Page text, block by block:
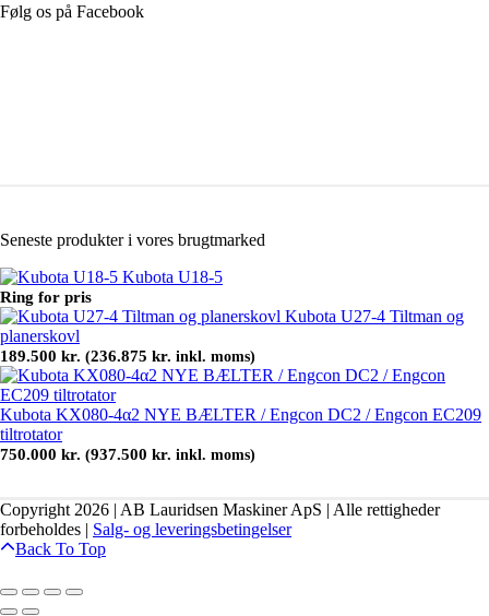
Følg os på Facebook
Seneste produkter i vores brugtmarked
Kubota U18-5
Ring for pris
Kubota U27-4 Tiltman og
planerskovl
189.500 kr. (236.875 kr. inkl. moms)
Kubota KX080-4α2 NYE BÆLTER / Engcon DC2 / Engcon EC209
tiltrotator
750.000 kr. (937.500 kr. inkl. moms)
Copyright 2026 | AB Lauridsen Maskiner ApS | Alle rettigheder
forbeholdes | Salg- og leveringsbetingelser
Back To Top